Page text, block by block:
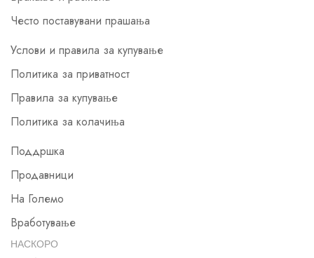
Често поставувани прашања
Услови и правила за купување
Политика за приватност
Правила за купување
Политика за колачиња
Поддршка
Продавници
На Големо
Вработување
НАСКОРО